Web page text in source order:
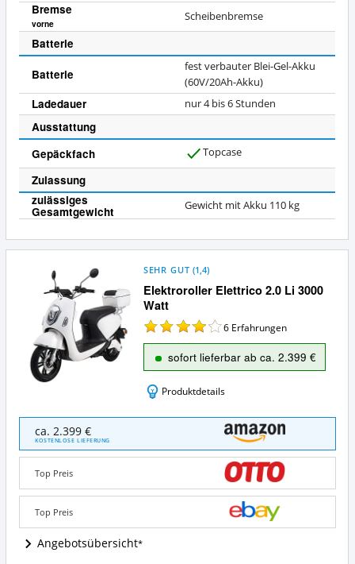
Bremse
vorne
Scheibenbremse
Batterie
Batterie
fest verbauter Blei-Gel-Akku
(60V/20Ah-Akku)
Ladedauer nur 4 bis 6 Stunden
Ausstattung
Gepäckfach
Topcase
Zulassung
zulässiges
Gesamtgewicht Gewicht mit Akku 110 kg
Elektroroller Elettrico 2.0 Li 3000
Watt
SEHR GUT (1,4)
6 Erfahrungen
sofort lieferbar ab ca. 2.399 €
Produktdetails
Elektroroller
Elettrico
2.0
3000
Watt
Angebote:
Wo
ist
dieser
ca. 2.399 €
KOSTENLOSE LIEFERUNG
Top Preis
Top Preis
Angebotsübersicht